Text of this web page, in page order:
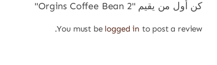
كن أول من يقيم "Orgins Coffee Bean 2"
You must be logged in to post a review.